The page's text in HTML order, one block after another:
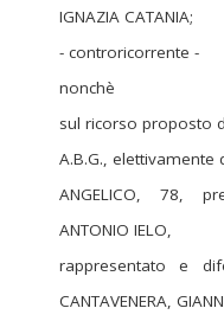
IGNAZIA CATANIA;
- controricorrente -
nonchè
sul ricorso proposto
A.B.G., elettivamente
ANGELICO, 78,
ANTONIO IELO,
rappresentato e
CANTAVENERA,